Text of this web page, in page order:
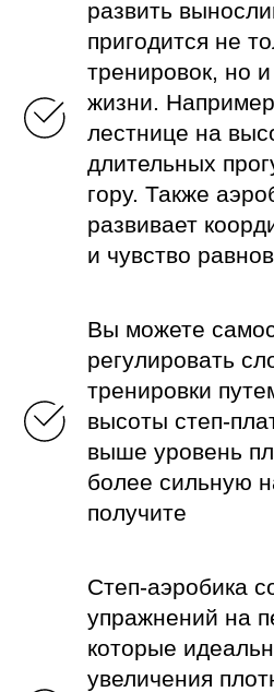
развить
пригодится не
тренировок, но
жизни.
лестнице на
длительных
гору. Также
развивает
и чувство
Вы можете
регулировать
тренировки
высоты степ-
выше уровень
более сильную
получите
Степ-аэробика
упражнений на
которые
увеличения